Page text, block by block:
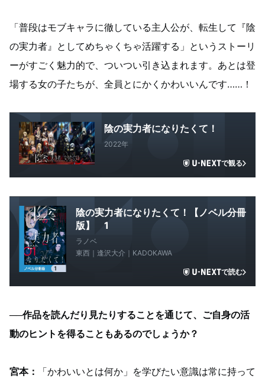
「普段はモブキャラに徹している主人公が、転生して『陰
の実力者』としてめちゃくちゃ活躍する」というストーリ
ーがすごく魅力的で、ついつい引き込まれます。あとは登
場する女の子たちが、全員とにかくかわいいんです……！
陰の実力者になりたくて！
2022年
で観る
陰の実力者になりたくて！【ノベル分冊
版】 1
ラノベ
東西｜逢沢大介｜KADOKAWA
で読む
──作品を読んだり見たりすることを通じて、ご自身の活
動のヒントを得ることもあるのでしょうか？
宮本：
「かわいいとは何か」を学びたい意識は常に持って